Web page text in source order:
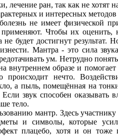
лечение ран, так как не хотят
и интересных
не имеет физической
Чтобы их оценить,
будет достигнут результат.
Мантра - это сила
ум. Нетрудно
внутреннем образе и
происходит нечто.
а пыль, помещённая на
Если звук способен
тело.
мантр. Здесь
и символы, которые
плацебо, хотя и он тоже